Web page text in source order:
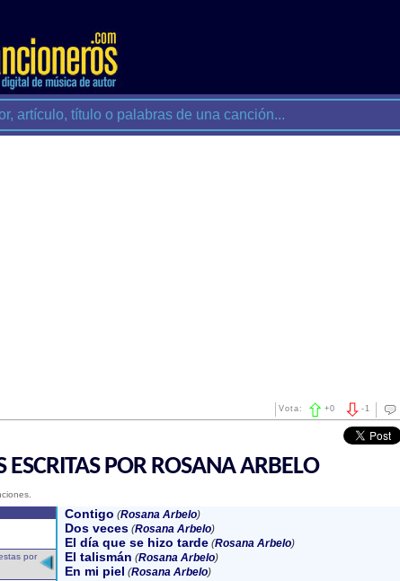
-1
Vota: +0
ESCRITAS POR ROSANA ARBELO
por
Contigo (Rosana Arbelo)
Dos veces (Rosana Arbelo)
El día que se hizo tarde (Rosana Arbelo)
El talismán (Rosana Arbelo)
En mi piel (Rosana Arbelo)